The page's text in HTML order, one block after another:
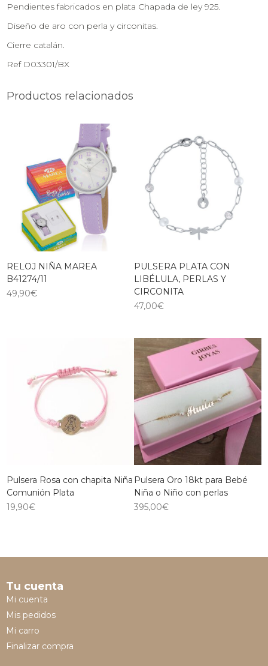
Pendientes fabricados en plata Chapada de ley 925.
Diseño de aro con perla y circonitas.
Cierre catalán.
Ref D03301/BX
Productos relacionados
RELOJ NIÑA MAREA
B41274/11
49,90€
PULSERA PLATA CON
LIBÉLULA, PERLAS Y
CIRCONITA
47,00€
Pulsera Rosa con chapita Niña
Comunión Plata
19,90€
Pulsera Oro 18kt para Bebé
Niña o Niño con perlas
395,00€
Tu cuenta
Mi cuenta
Mis pedidos
Mi carro
Finalizar compra